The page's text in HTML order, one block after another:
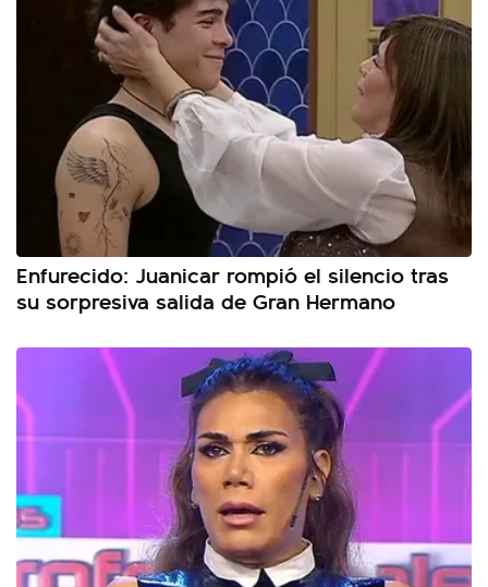
Enfurecido: Juanicar rompió el silencio tras
su sorpresiva salida de Gran Hermano